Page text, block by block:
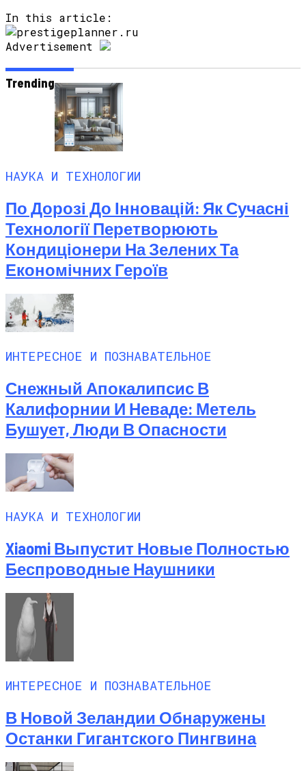
In this article:
Advertisement
Trending
НАУКА И ТЕХНОЛОГИИ
По Дорозі До Інновацій: Як Сучасні
Технології Перетворюють
Кондиціонери На Зелених Та
Економічних Героїв
ИНТЕРЕСНОЕ И ПОЗНАВАТЕЛЬНОЕ
Снежный Апокалипсис В
Калифорнии И Неваде: Метель
Бушует, Люди В Опасности
НАУКА И ТЕХНОЛОГИИ
Xiaomi Выпустит Новые Полностью
Беспроводные Наушники
ИНТЕРЕСНОЕ И ПОЗНАВАТЕЛЬНОЕ
В Новой Зеландии Обнаружены
Останки Гигантского Пингвина